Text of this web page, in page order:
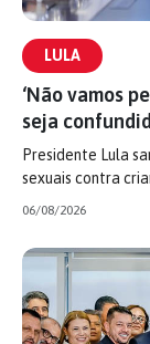
LULA
‘Não vamos
seja
Presidente Lula
sexuais contra
06/08/2026